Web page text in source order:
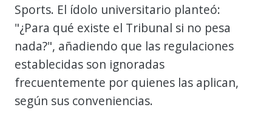
Sports. El ídolo universitario planteó:
"¿Para qué existe el Tribunal si no pesa
nada?", añadiendo que las regulaciones
establecidas son ignoradas
frecuentemente por quienes las aplican,
según sus conveniencias.